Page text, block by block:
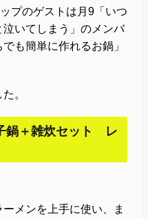
プのゲストは月9「いつ
いてしまう」のメンバ
も簡単に作れるお鍋」
。
鍋＋雑炊セット レ
メンを上手に使い、ま